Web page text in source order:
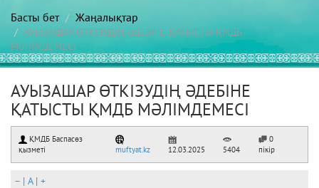
Басты бет Жаңалықтар
АУЫЗАШАР ӨТКІЗУДІҢ ӘДЕБІНЕ ҚАТЫСТЫ ҚМДБ
МӘЛІМДЕМЕСІ
АУЫЗАШАР ӨТКІЗУДІҢ ӘДЕБІНЕ
ҚАТЫСТЫ ҚМДБ МӘЛІМДЕМЕСІ
ҚМДБ Баспасөз
қызметі
muftyat.kz 12.03.2025 5404
0
пікір
– | A| +